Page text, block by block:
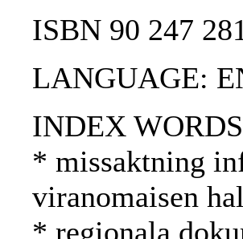
ISBN 90 247
LANGUAGE:
INDEX
* missaktning
viranomaisen
* regionala